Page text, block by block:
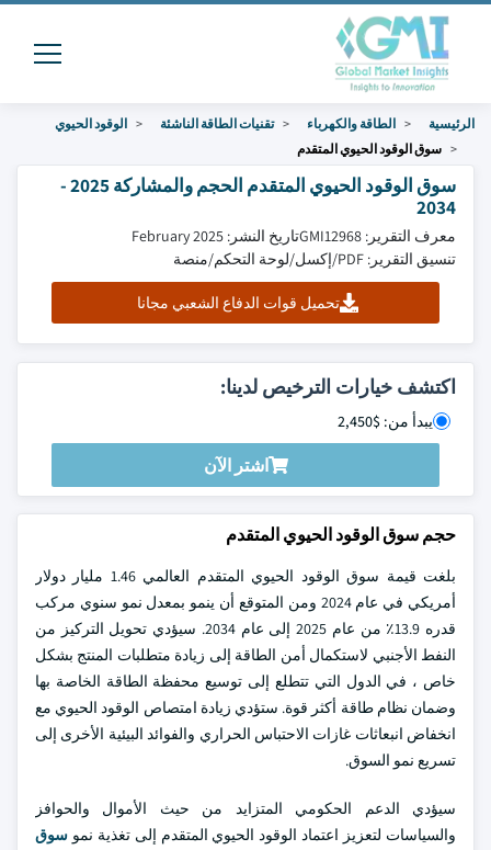
الرئيسية الطاقة والكهرباء تقنيات الطاقة الناشئة
الوقود الحيوي
سوق الوقود الحيوي المتقدم
سوق الوقود الحيوي المتقدم الحجم والمشاركة 2025 -
2034
معرف التقرير: GMI12968
تاريخ النشر: February 2025
تنسيق التقرير: PDF/إكسل/لوحة التحكم/منصة
تحميل قوات الدفاع الشعبي مجانا
اكتشف خيارات الترخيص لدينا:
يبدأ من: $2,450
اشتر الآن
حجم سوق الوقود الحيوي المتقدم
بلغت قيمة سوق الوقود الحيوي المتقدم العالمي 1.46 مليار دولار
أمريكي في عام 2024 ومن المتوقع أن ينمو بمعدل نمو سنوي مركب
قدره 13.9٪ من عام 2025 إلى عام 2034. سيؤدي تحويل التركيز من
النفط الأجنبي لاستكمال أمن الطاقة إلى زيادة متطلبات المنتج بشكل
خاص ، في الدول التي تتطلع إلى توسيع محفظة الطاقة الخاصة بها
وضمان نظام طاقة أكثر قوة. ستؤدي زيادة امتصاص الوقود الحيوي مع
انخفاض انبعاثات غازات الاحتباس الحراري والفوائد البيئية الأخرى إلى
تسريع نمو السوق.
سيؤدي الدعم الحكومي المتزايد من حيث الأموال والحوافز
والسياسات لتعزيز اعتماد الوقود الحيوي المتقدم إلى تغذية نمو سوق